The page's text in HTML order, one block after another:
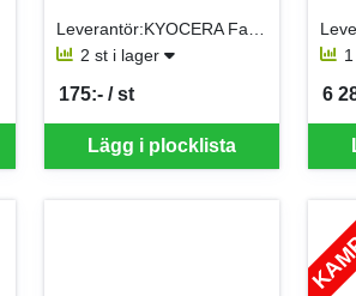
2 st i lager
Lägg i plocklista
175:- / st
SEK per ST 6